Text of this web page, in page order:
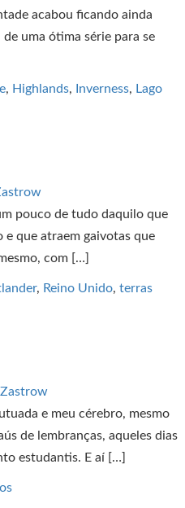
acabou ficando ainda
uma ótima série para se
, Highlands, Inverness, Lago
pouco de tudo daquilo que
que atraem gaivotas que
com […]
, Reino Unido, terras
e meu cérebro, mesmo
de lembranças, aqueles dias
estudantis. E aí […]